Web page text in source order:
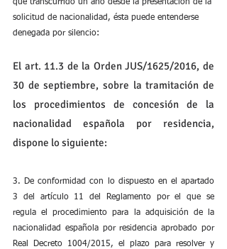
que transcurrido un año desde la presentación de la
solicitud de nacionalidad, ésta puede entenderse
denegada por silencio:
El art. 11.3 de la Orden JUS/1625/2016, de
30 de septiembre, sobre la tramitación de
los procedimientos de concesión de la
nacionalidad española por residencia,
dispone lo siguiente:
3. De conformidad con lo dispuesto en el apartado
3 del artículo 11 del Reglamento por el que se
regula el procedimiento para la adquisición de la
nacionalidad española por residencia aprobado por
Real Decreto 1004/2015, el plazo para resolver y